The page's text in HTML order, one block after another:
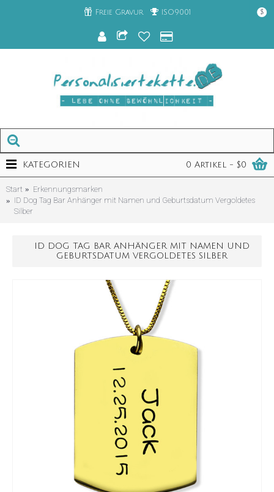
Freie Gravur ISO9001 $
0 Artikel - $0
KATEGORIEN
Start
Erkennungsmarken
ID Dog Tag Bar Anhänger mit Namen und Geburtsdatum Vergoldetes
Silber
ID DOG TAG BAR ANHÄNGER MIT NAMEN UND
GEBURTSDATUM VERGOLDETES SILBER